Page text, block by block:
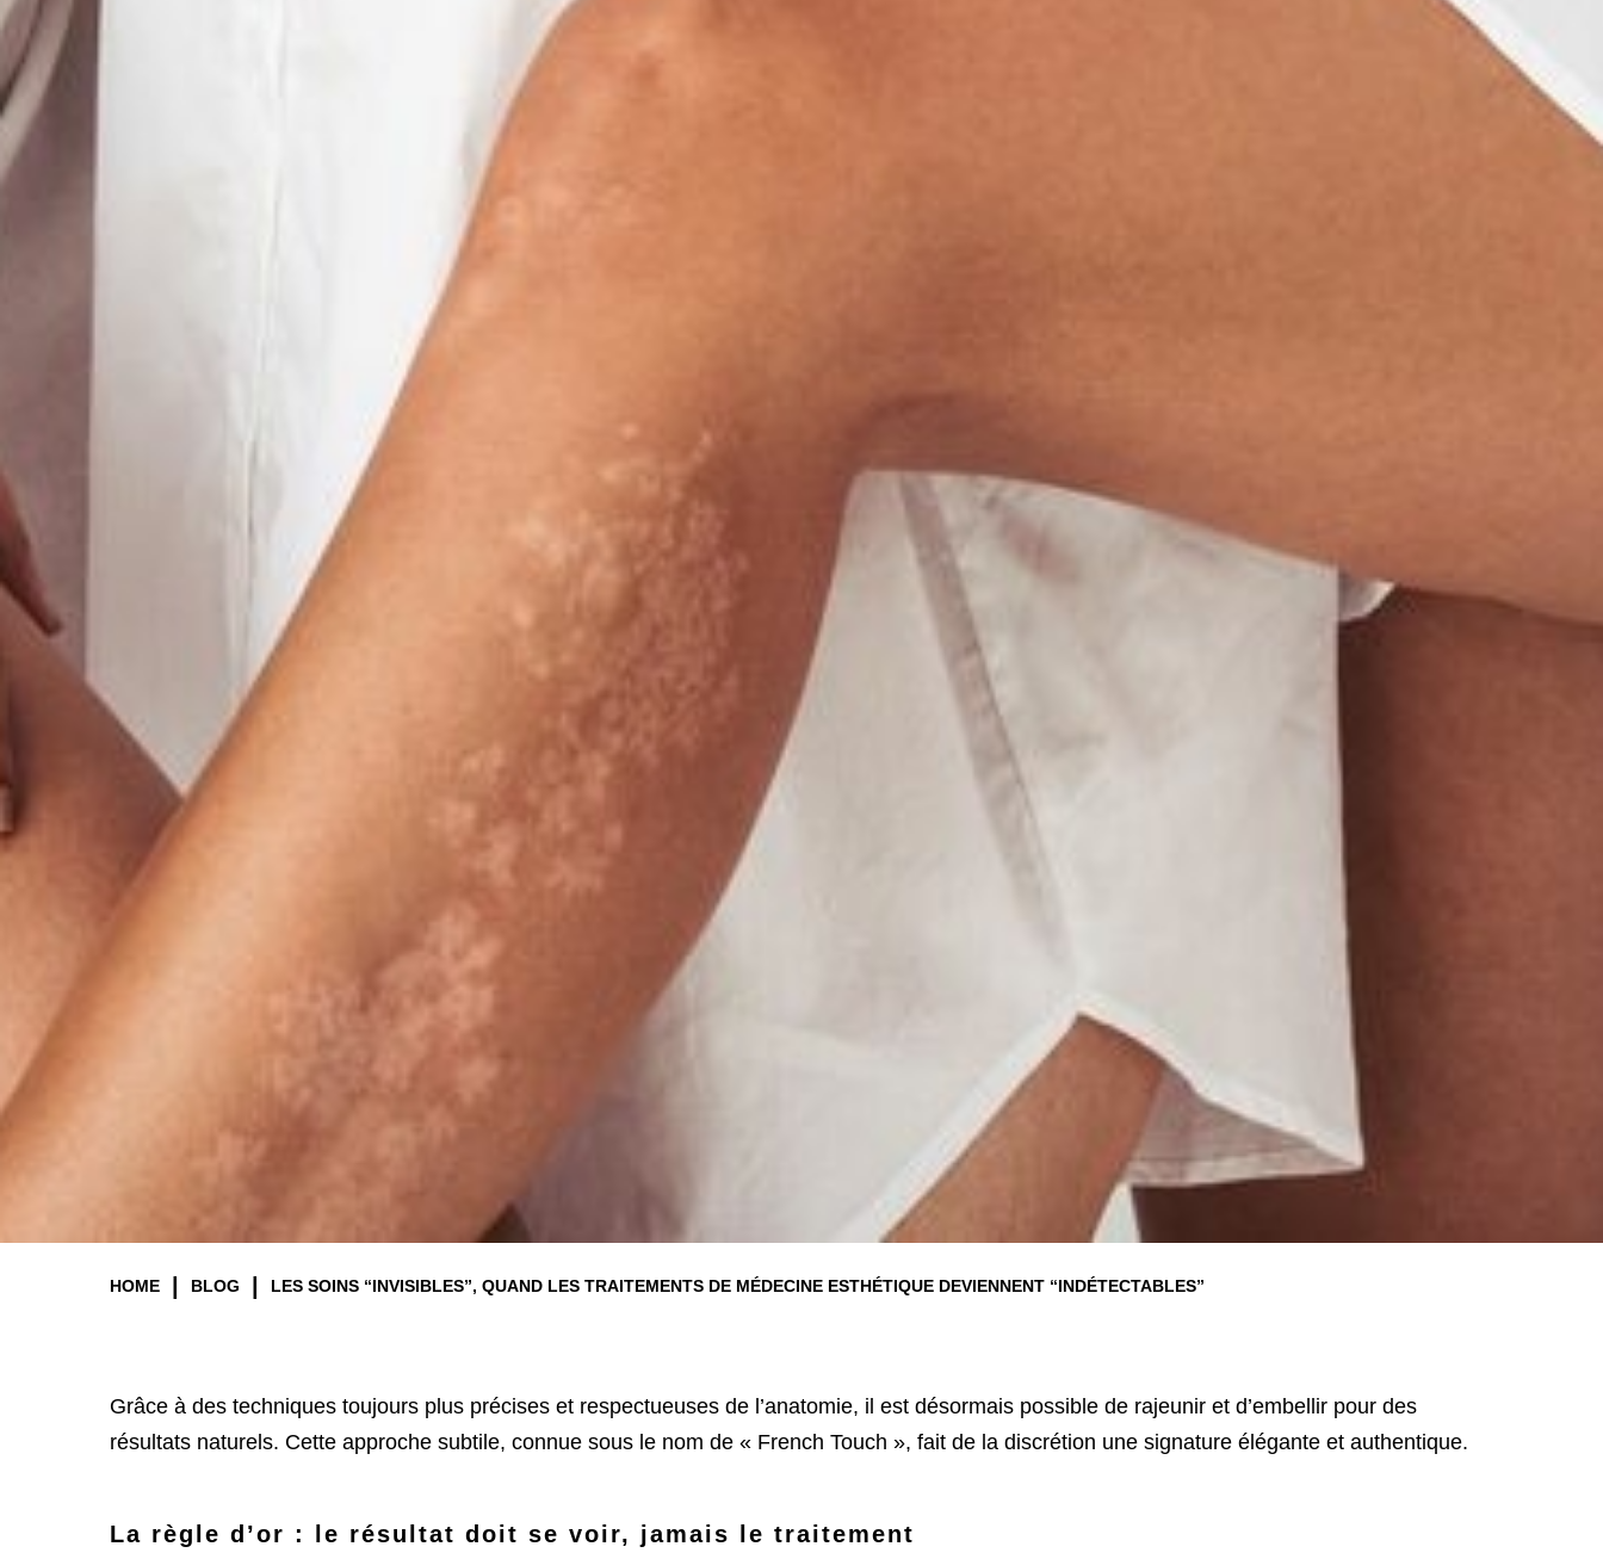
HOME BLOG LES SOINS “INVISIBLES”, QUAND LES TRAITEMENTS DE MÉDECINE ESTHÉTIQUE DEVIENNENT “INDÉTECTABLES”
Grâce à des techniques toujours plus précises et respectueuses de l’anatomie, il est désormais possible de rajeunir et d’embellir pour des
résultats naturels. Cette approche subtile, connue sous le nom de « French Touch », fait de la discrétion une signature élégante et authentique.
La règle d’or : le résultat doit se voir, jamais le traitement